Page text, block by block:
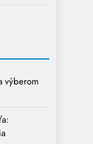
výberom